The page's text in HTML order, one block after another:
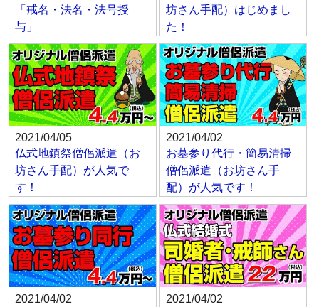
「戒名・法名・法号授
与」
坊さん手配）はじめまし
た！
2021/04/05
仏式地鎮祭僧侶派遣（お
坊さん手配）が人気で
す！
2021/04/02
お墓参り代行・簡易清掃
僧侶派遣（お坊さん手
配）が人気です！
2021/04/02
2021/04/02